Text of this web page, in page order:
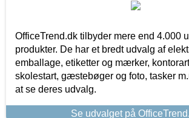
OfficeTrend.dk tilbyder mere end 4.000
produkter. De har et bredt udvalg af
emballage, etiketter og mærker,
skolestart, gæstebøger og foto, tasker
at se deres udvalg.
Se udvalget på